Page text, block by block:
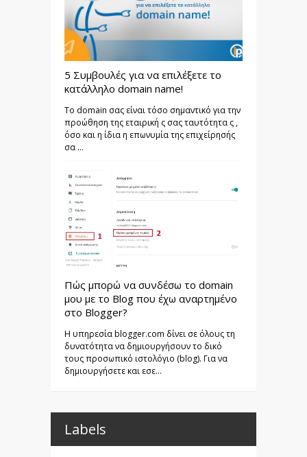
5 Συμβουλές για να επιλέξετε το
κατάλληλο domain name!
Το domain σας είναι τόσο σημαντικό για την
προώθηση της εταιρική ς σας ταυτότητα ς ,
όσο και η ίδια η επωνυμία της επιχείρησής
σα ...
Πώς μπορώ να συνδέσω το domain
μου με το Blog που έχω αναρτημένο
στο Blogger?
Η υπηρεσία blogger.com δίνει σε όλους τη
δυνατότητα να δημιουργήσουν το δικό
τους προσωπικό ιστολόγιο (blog). Για να
δημιουργήσετε και εσε...
Labels